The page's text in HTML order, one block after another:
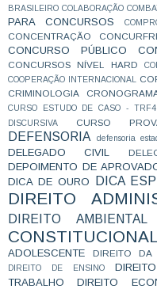
BRASILEIRO COLABORAÇÃO
PARA CONCURSOS
CONCENTRAÇÃO
CONCURSO PÚBLICO
CONCURSOS NÍVEL HARD
COOPERAÇÃO INTERNACIONAL
CRIMINOLOGIA
CURSO ESTUDO DE CASO - TRF4
DISCURSIVA
CURSO
DEFENSORIA
defensoria
DELEGADO CIVIL
DEPOIMENTO DE
DICA DE OURO DICA
DIREITO
DIREITO AMBIENTAL
CONSTITUCIONAL
ADOLESCENTE
DIREITO DA
DIREITO DE ENSINO
TRABALHO
DIREITO